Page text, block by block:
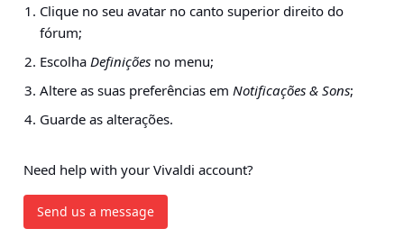
Clique no seu avatar no canto superior direito do
fórum;
Escolha Definições no menu;
Altere as suas preferências em Notificações & Sons;
Guarde as alterações.
Need help with your Vivaldi account?
Send us a message